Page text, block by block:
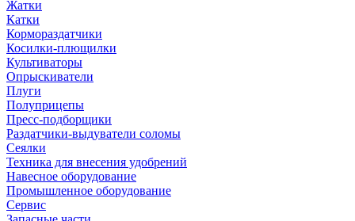
Жатки
Катки
Кормораздатчики
Косилки-плющилки
Культиваторы
Опрыскиватели
Плуги
Полуприцепы
Пресс-подборщики
Раздатчики-выдуватели соломы
Сеялки
Техника для внесения удобрений
Навесное оборудование
Промышленное оборудование
Сервис